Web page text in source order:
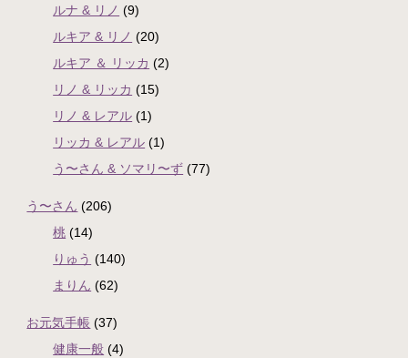
ルナ & リノ (9)
ルキア & リノ (20)
ルキア ＆ リッカ (2)
リノ & リッカ (15)
リノ & レアル (1)
リッカ & レアル (1)
う〜さん & ソマリ〜ず (77)
う〜さん (206)
桃 (14)
りゅう (140)
まりん (62)
お元気手帳 (37)
健康一般 (4)